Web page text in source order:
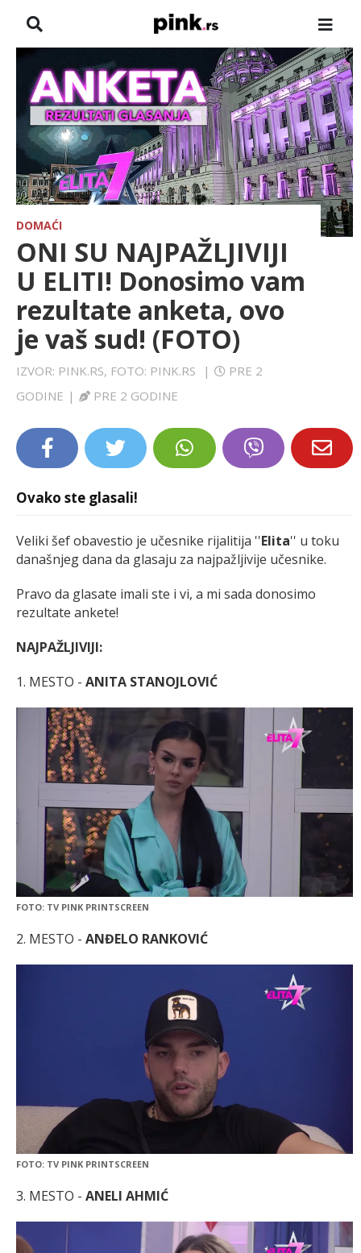
NASLOVNA
VESTI
ZADRUGA
SHOWBIZ
HRONIKA
FARMERI
SPORT
DOMAĆI
ONI SU NAJPAŽLJIVIJI
U ELITI! Donosimo vam
rezultate anketa, ovo
je vaš sud! (FOTO)
IZVOR: PINK.RS, FOTO: PINK.RS |
PRE 2
GODINE | PRE 2 GODINE
Ovako ste glasali!
Veliki šef obavestio je učesnike rijalitija ''Elita'' u toku
današnjeg dana da glasaju za najpažljivije učesnike.
Pravo da glasate imali ste i vi, a mi sada donosimo
rezultate ankete!
NAJPAŽLJIVIJI:
1. MESTO - ANITA STANOJLOVIĆ
FOTO: TV PINK PRINTSCREEN
2. MESTO - ANĐELO RANKOVIĆ
FOTO: TV PINK PRINTSCREEN
3. MESTO - ANELI AHMIĆ